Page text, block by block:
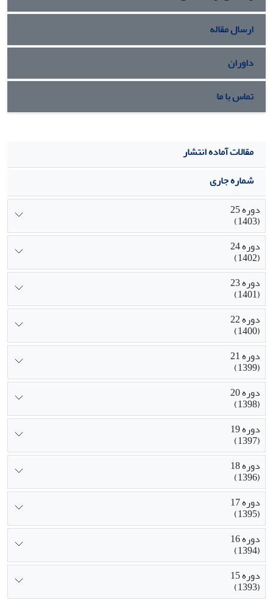
ارسال مقاله
داوران
تماس با ما
مقالات آماده انتشار
شماره جاری
دوره 25
(1403)
دوره 24
(1402)
دوره 23
(1401)
دوره 22
(1400)
دوره 21
(1399)
دوره 20
(1398)
دوره 19
(1397)
دوره 18
(1396)
دوره 17
(1395)
دوره 16
(1394)
دوره 15
(1393)